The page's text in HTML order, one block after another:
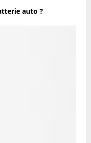
auto ?